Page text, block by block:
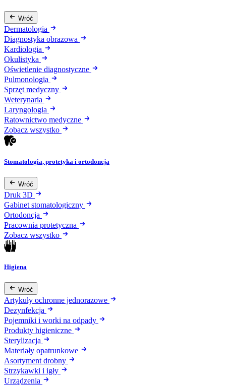
Wróć
Dermatologia
Diagnostyka obrazowa
Kardiologia
Okulistyka
Oświetlenie diagnostyczne
Pulmonologia
Sprzęt medyczny
Weterynaria
Laryngologia
Ratownictwo medyczne
Zobacz wszystko
Stomatologia, protetyka i ortodoncja
Wróć
Druk 3D
Gabinet stomatologiczny
Ortodoncja
Pracownia protetyczna
Zobacz wszystko
Higiena
Wróć
Artykuły ochronne jednorazowe
Dezynfekcja
Pojemniki i worki na odpady
Produkty higieniczne
Sterylizacja
Materiały opatrunkowe
Asortyment drobny
Strzykawki i igły
Urządzenia